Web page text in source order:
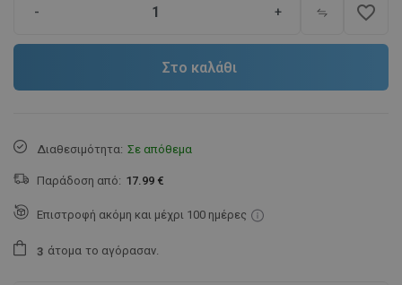
- + favorite_border
Στο καλάθι
Διαθεσιμότητα: Σε απόθεμα
Παράδοση από: 17.99 €
Επιστροφή ακόμη και μέχρι 100 ημέρες
3 άτομα το αγόρασαν.